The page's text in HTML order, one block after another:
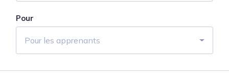
Pour
Pour les apprenants